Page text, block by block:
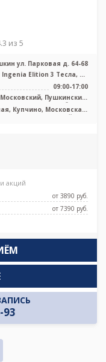
из 5
ул. Парковая д. 64-68
Elition 3 Тесла, КТ
Brilliance 64 среза, Ц ...
09:00-17:00
Пушкинский,
Лен. область
Купчино, Московская,
Дунайская
акций
от 3890 pуб.
от 7390 pуб.
93